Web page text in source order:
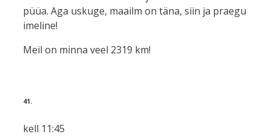
püüa. Aga uskuge, maailm on täna, siin ja praegu
imeline!
Meil on minna veel 2319 km!
41.
kell 11:45